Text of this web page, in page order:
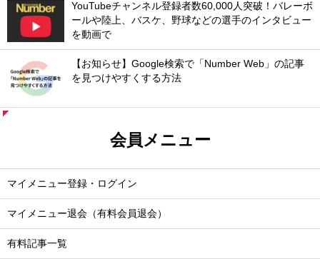
YouTubeチャンネル登録者数60,000人突破！バレーボ
ールや陸上、バスケ、野球などの選手のインタビュー
を動画で
【お知らせ】Google検索で「Number Web」の記事
を見つけやすくする方法
会員メニュー
マイメニュー登録・ログイン
マイメニュー退会（有料会員退会）
有料記事一覧